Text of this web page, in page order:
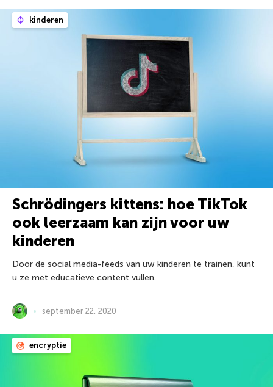
kinderen
Schrödingers kittens: hoe TikTok
ook leerzaam kan zijn voor uw
kinderen
Door de social media-feeds van uw kinderen te trainen, kunt
u ze met educatieve content vullen.
september 22, 2020
encryptie